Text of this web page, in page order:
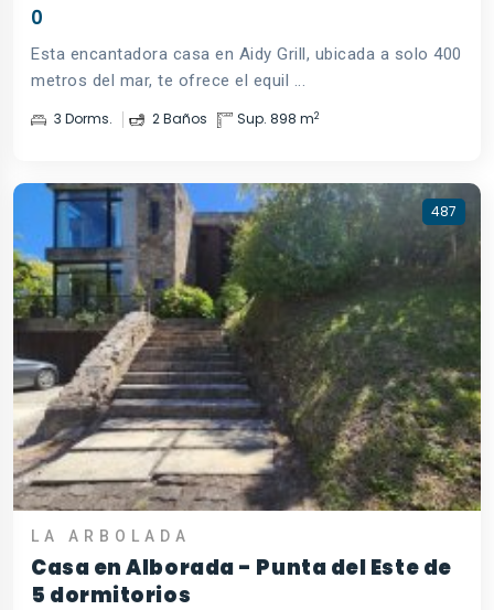
0
Esta encantadora casa en Aidy Grill, ubicada a solo 400
metros del mar, te ofrece el equil ...
3 Dorms. 2 Baños Sup. 898 m2
487
LA ARBOLADA
Casa en Alborada - Punta del Este de
5 dormitorios